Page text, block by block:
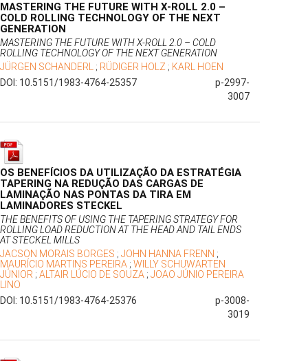
MASTERING THE FUTURE WITH X-ROLL 2.0 –
COLD ROLLING TECHNOLOGY OF THE NEXT
GENERATION
MASTERING THE FUTURE WITH X-ROLL 2.0 – COLD
ROLLING TECHNOLOGY OF THE NEXT GENERATION
JÜRGEN SCHANDERL ; RÜDIGER HOLZ ; KARL HOEN
DOI: 10.5151/1983-4764-25357
p-2997-
3007
OS BENEFÍCIOS DA UTILIZAÇÃO DA ESTRATÉGIA
TAPERING NA REDUÇÃO DAS CARGAS DE
LAMINAÇÃO NAS PONTAS DA TIRA EM
LAMINADORES STECKEL
THE BENEFITS OF USING THE TAPERING STRATEGY FOR
ROLLING LOAD REDUCTION AT THE HEAD AND TAIL ENDS
AT STECKEL MILLS
JACSON MORAIS BORGES ; JOHN HANNA FRENN ;
MAURÍCIO MARTINS PEREIRA ; WILLY SCHUWARTEN
JÚNIOR ; ALTAIR LÚCIO DE SOUZA ; JOAO JÚNIO PEREIRA
LINO
DOI: 10.5151/1983-4764-25376
p-3008-
3019